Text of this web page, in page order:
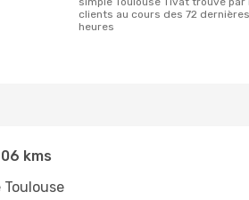
clients au cours des 72 dernières
heures
kms